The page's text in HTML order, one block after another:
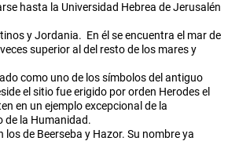
hasta la Universidad Hebrea de Jerusalén
y Jordania. En él se encuentra el mar de
superior al del resto de los mares y
como uno de los símbolos del antiguo
el sitio fue erigido por orden Herodes el
en un ejemplo excepcional de la
de la Humanidad.
de Beerseba y Hazor. Su nombre ya